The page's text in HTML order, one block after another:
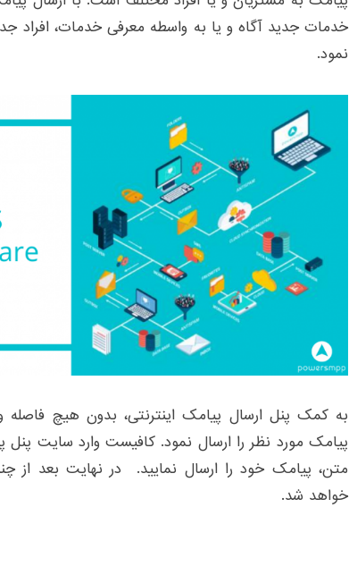
خدمات جدید آگاه و یا به واسطه معرفی خدمات، افراد
نمود.
به کمک پنل ارسال پیامک اینترنتی، بدون هیچ فاصله
پیامک مورد نظر را ارسال نمود. کافیست وارد سایت پنل
متن، پیامک خود را ارسال نمایید. در نهایت بعد از
خواهد شد.